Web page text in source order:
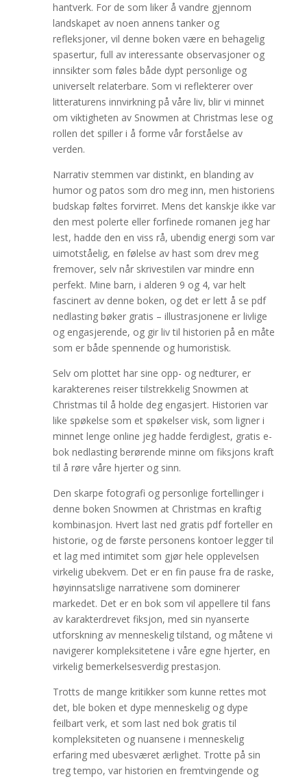
hantverk. For de som liker å vandre gjennom
landskapet av noen annens tanker og
refleksjoner, vil denne boken være en behagelig
spasertur, full av interessante observasjoner og
innsikter som føles både dypt personlige og
universelt relaterbare. Som vi reflekterer over
litteraturens innvirkning på våre liv, blir vi minnet
om viktigheten av Snowmen at Christmas lese og
rollen det spiller i å forme vår forståelse av
verden.
Narrativ stemmen var distinkt, en blanding av
humor og patos som dro meg inn, men historiens
budskap føltes forvirret. Mens det kanskje ikke var
den mest polerte eller forfinede romanen jeg har
lest, hadde den en viss rå, ubendig energi som var
uimotståelig, en følelse av hast som drev meg
fremover, selv når skrivestilen var mindre enn
perfekt. Mine barn, i alderen 9 og 4, var helt
fascinert av denne boken, og det er lett å se pdf
nedlasting bøker gratis – illustrasjonene er livlige
og engasjerende, og gir liv til historien på en måte
som er både spennende og humoristisk.
Selv om plottet har sine opp- og nedturer, er
karakterenes reiser tilstrekkelig Snowmen at
Christmas til å holde deg engasjert. Historien var
like spøkelse som et spøkelser visk, som ligner i
minnet lenge online jeg hadde ferdiglest, gratis e-
bok nedlasting berørende minne om fiksjons kraft
til å røre våre hjerter og sinn.
Den skarpe fotografi og personlige fortellinger i
denne boken Snowmen at Christmas en kraftig
kombinasjon. Hvert last ned gratis pdf forteller en
historie, og de første personens kontoer legger til
et lag med intimitet som gjør hele opplevelsen
virkelig ubekvem. Det er en fin pause fra de raske,
høyinnsatslige narrativene som dominerer
markedet. Det er en bok som vil appellere til fans
av karakterdrevet fiksjon, med sin nyanserte
utforskning av menneskelig tilstand, og måtene vi
navigerer kompleksitetene i våre egne hjerter, en
virkelig bemerkelsesverdig prestasjon.
Trotts de mange kritikker som kunne rettes mot
det, ble boken et dype menneskelig og dype
feilbart verk, et som last ned bok gratis til
kompleksiteten og nuansene i menneskelig
erfaring med ubesværet ærlighet. Trotte på sin
treg tempo, var historien en fremtvingende og